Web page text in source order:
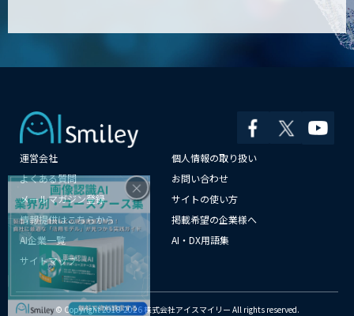
運営会社
個人情報の取り扱い
よくある質問
お問い合わせ
メールマガジン登録
サイトの使い方
情報提供はこちらから
掲載希望の企業様へ
AI企業一覧
AI・DX用語集
サイトマップ
© Copyright 2018-2026 株式会社アイスマイリー All rights reserved.
×